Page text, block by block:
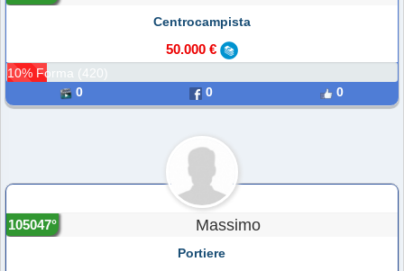
Centrocampista
50.000 €
10% Forma (420)
0
0 0
Massimo
105047°
Portiere